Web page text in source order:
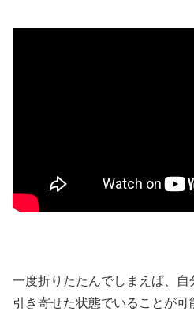
一度折りたたんでしまえば、
引き寄せた状態でいることが可